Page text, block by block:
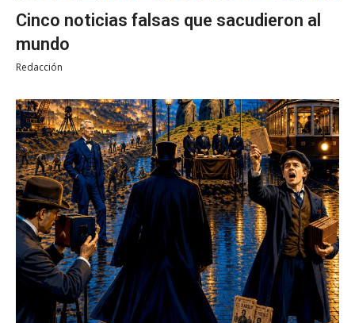
Cinco noticias falsas que sacudieron al
mundo
Redacción